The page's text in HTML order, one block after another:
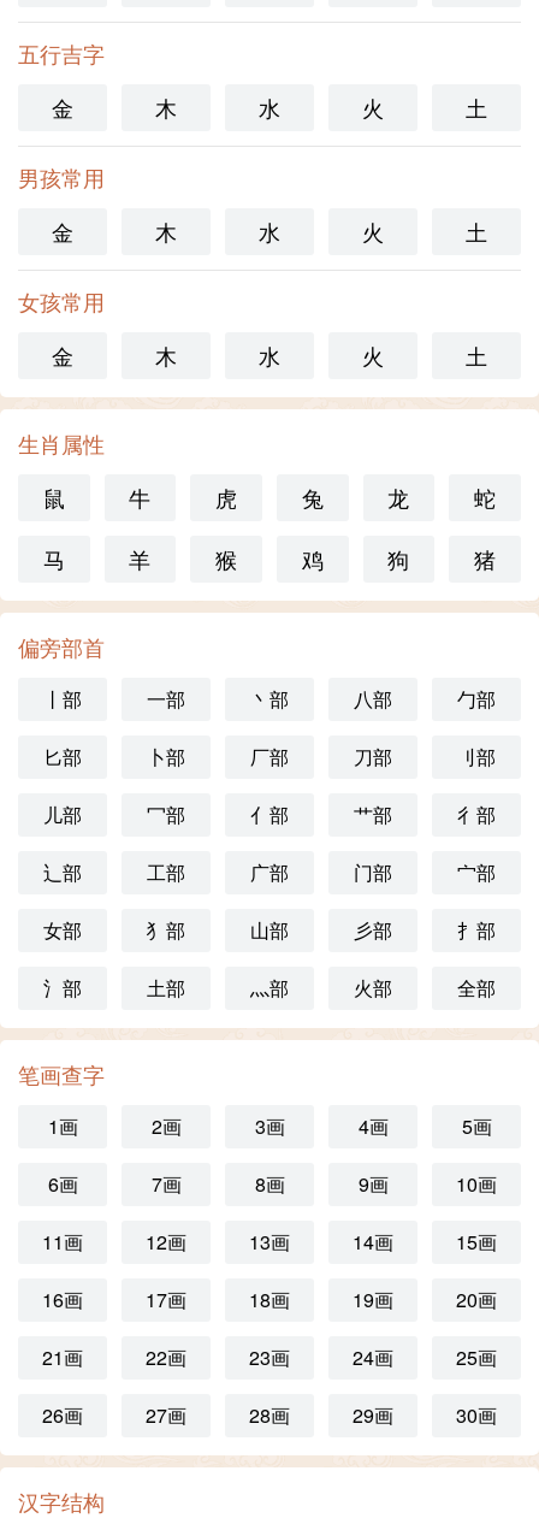
五行吉字
金
木 水 火 土
男孩常用
金
木 水 火 土
女孩常用
金
木 水 火 土
生肖属性
鼠
牛 虎 兔 龙
蛇
马
羊 猴 鸡 狗 猪
偏旁部首
丨部 一部 丶部 八部 勹部
匕部 卜部 厂部 刀部 刂部
儿部 冖部 亻部 艹部 彳部
辶部 工部 广部 门部 宀部
女部 犭部 山部 彡部 扌部
氵部 土部 灬部 火部 全部
笔画查字
1画 2画 3画 4画 5画
6画 7画 8画 9画 10画
11画 12画 13画 14画 15画
16画 17画 18画 19画 20画
21画 22画 23画 24画 25画
26画 27画 28画 29画 30画
汉字结构